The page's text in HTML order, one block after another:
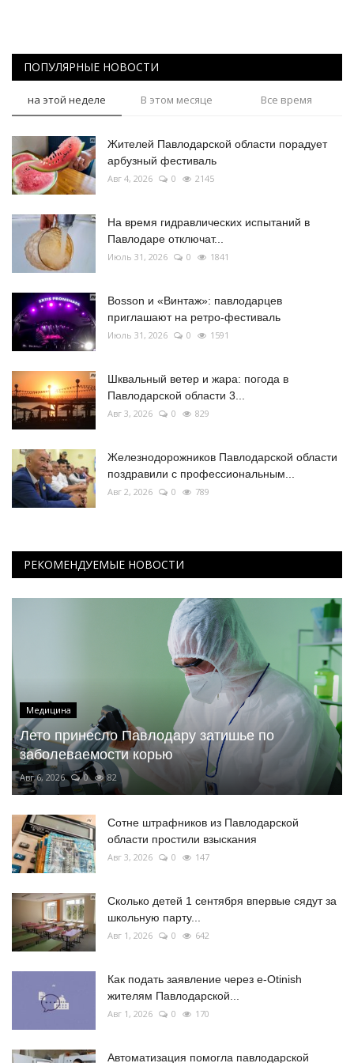
ПОПУЛЯРНЫЕ НОВОСТИ
на этой неделе В этом месяце Все время
Жителей Павлодарской области порадует
арбузный фестиваль
Авг 4, 2026 0 2145
На время гидравлических испытаний в
Павлодаре отключат...
Июль 31, 2026 0 1841
Bosson и «Винтаж»: павлодарцев
приглашают на ретро-фестиваль
Июль 31, 2026 0 1591
Шквальный ветер и жара: погода в
Павлодарской области 3...
Авг 3, 2026 0 829
Железнодорожников Павлодарской области
поздравили с профессиональным...
Авг 2, 2026 0 789
РЕКОМЕНДУЕМЫЕ НОВОСТИ
Медицина
Лето принесло Павлодару затишье по
заболеваемости корью
Авг 6, 2026 0 82
Сотне штрафников из Павлодарской
области простили взыскания
Авг 3, 2026 0 147
Сколько детей 1 сентября впервые сядут за
школьную парту...
Авг 1, 2026 0 642
Как подать заявление через e-Otinish
жителям Павлодарской...
Авг 1, 2026 0 170
Автоматизация помогла павлодарской